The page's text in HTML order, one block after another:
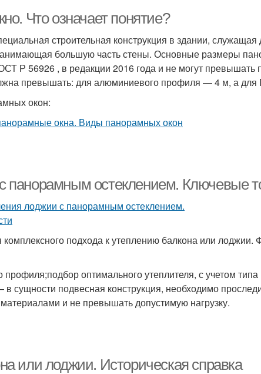
Что означает понятие?
строительная конструкция в здании, служащая
большую часть стены. Основные размеры
Р 56926 , в редакции 2016 года и не могут превышать
превышать: для алюминиевого профиля — 4 м, а
окон:
панорамным остеклением. Ключевые
подхода к утеплению балкона или лоджии.
оптимального утеплителя, с учетом типа
в сущности подвесная конструкция, необходимо
и не превышать допустимую нагрузку.
или лоджии. Историческая справка